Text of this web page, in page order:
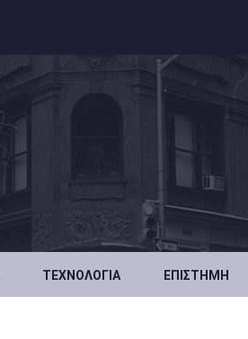
ΤΕΧΝΟΛΟΓΊΑ ΕΠΙΣΤΉΜΗ